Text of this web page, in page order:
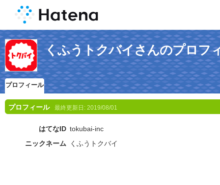
くふうトクバイさんのプロフ
プロフィール
プロフィール 最終更新日: 2019/08/01
はてなID tokubai-inc
ニックネーム
くふうトクバイ